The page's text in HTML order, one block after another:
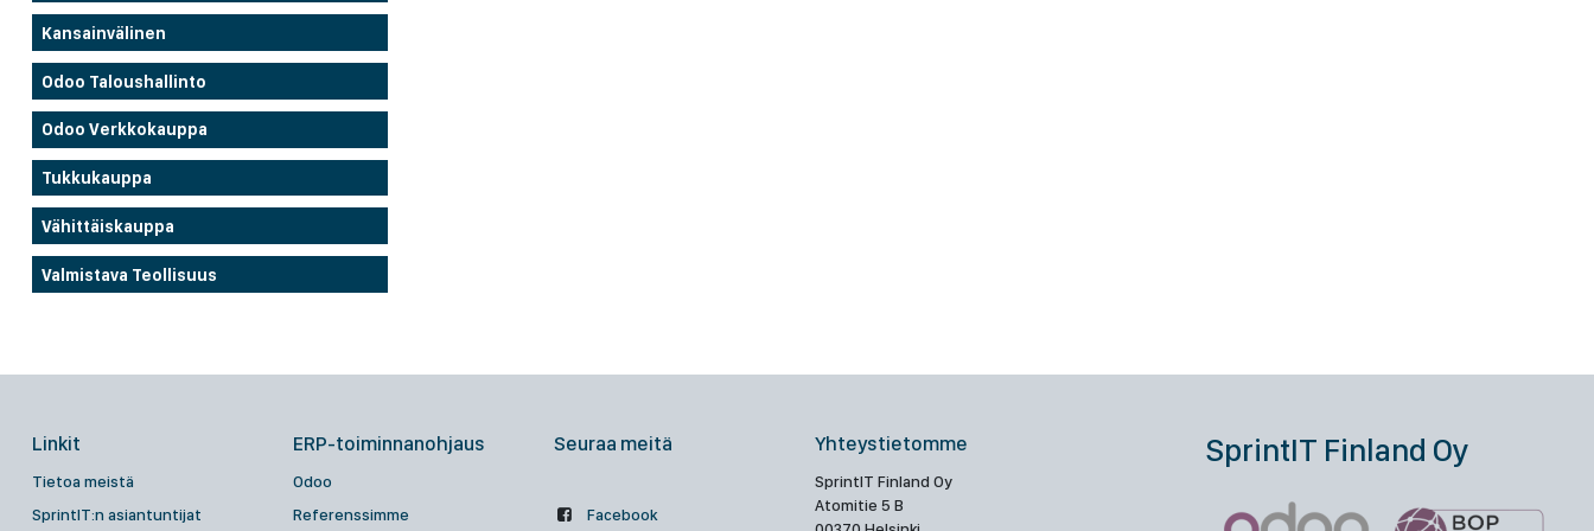
Kansainvälinen
Odoo Taloushallinto
Odoo Verkkokauppa
Tukkukauppa
Vähittäiskauppa
Valmistava Teollisuus
Linkit
Tietoa meistä
SprintIT:n asiantuntijat
ERP-toiminnanohjaus
Odoo
Referenssimme
Seuraa meitä
Facebook
Yhteystietomme
SprintIT Finland Oy
Atomitie 5 B
SprintIT Finland Oy